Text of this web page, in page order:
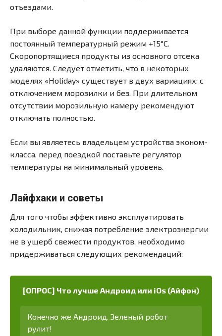
отъездами.
При выборе данной функции поддерживается
постоянный температурный режим +15°С.
Скоропортящиеся продукты из основного отсека
удаляются. Следует отметить, что в некоторых
моделях «Holiday» существует в двух вариациях: с
отключением морозилки и без. При длительном
отсутствии морозильную камеру рекомендуют
отключать полностью.
Если вы являетесь владельцем устройства эконом-
класса, перед поездкой поставьте регулятор
температуры на минимальный уровень.
Лайфхаки и советы
Для того чтобы эффективно эксплуатировать
холодильник, снижая потребление электроэнергии
не в ущерб свежести продуктов, необходимо
придерживаться следующих рекомендаций:
[ОПРОС] Что лучше Андроид или iOs (Айфон)
Конечно же Андроид. Зеленый робот
рулит!